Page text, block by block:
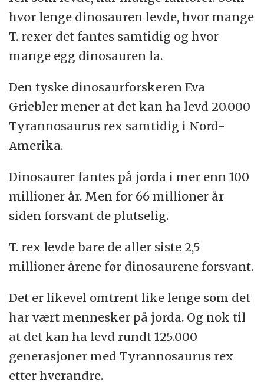
hvor lenge dinosauren levde, hvor mange
T. rexer det fantes samtidig og hvor
mange egg dinosauren la.
Den tyske dinosaurforskeren Eva
Griebler mener at det kan ha levd 20.000
Tyrannosaurus rex samtidig i Nord-
Amerika.
Dinosaurer fantes på jorda i mer enn 100
millioner år. Men for 66 millioner år
siden forsvant de plutselig.
T. rex levde bare de aller siste 2,5
millioner årene før dinosaurene forsvant.
Det er likevel omtrent like lenge som det
har vært mennesker på jorda. Og nok til
at det kan ha levd rundt 125.000
generasjoner med Tyrannosaurus rex
etter hverandre.